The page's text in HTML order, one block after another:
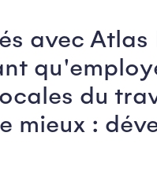
avec Atlas
du
mieux :